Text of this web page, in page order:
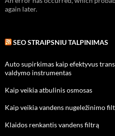
again later.
SEO STRAIPSNIU TALPINIMAS
Auto supirkimas kaip efektyvus
valdymo instrumentas
Kaip veikia atbulinis osmosas
Kaip veikia vandens nugeležinimo
Klaidos renkantis vandens filtrą